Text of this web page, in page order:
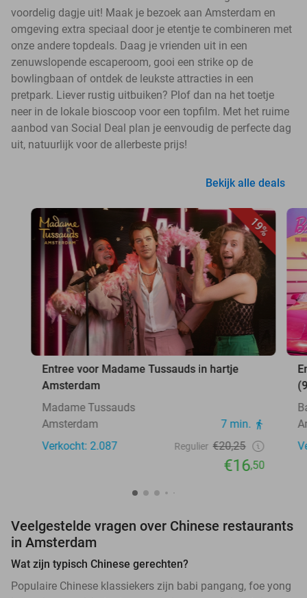
voordelig dagje uit! Maak je bezoek aan Amsterdam en
omgeving extra speciaal door je etentje te combineren met
onze andere topdeals. Daag je vrienden uit in een
zenuwslopende escaperoom, gooi een strike op de
bowlingbaan of ontdek de leukste attracties in een
pretpark. Liever rustig uitbuiken? Plof dan na het toetje
neer in de lokale bioscoop voor een topfilm. Met het ruime
aanbod van Social Deal plan je eenvoudig de perfecte dag
uit, natuurlijk voor de allerbeste prijs!
Bekijk alle deals
19%
Entree voor Madame Tussauds in hartje
Amsterdam
Madame Tussauds
Amsterdam
7 min.
Verkocht: 2.087
Regulier €20,25
€16,50
Veelgestelde vragen over Chinese restaurants
in Amsterdam
Wat zijn typisch Chinese gerechten?
Populaire Chinese klassiekers zijn babi pangang, foe yong